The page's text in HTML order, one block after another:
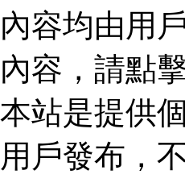
內容均由用
內容，請點
本站是提供
用戶發布，